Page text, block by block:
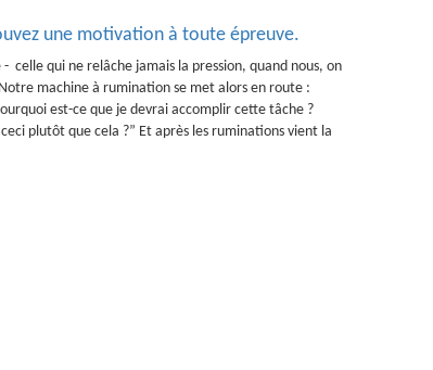
une motivation à toute épreuve.
celle qui ne relâche jamais la pression, quand nous, on
machine à rumination se met alors en route :
est-ce que je devrai accomplir cette tâche ?
plutôt que cela ?” Et après les ruminations vient la